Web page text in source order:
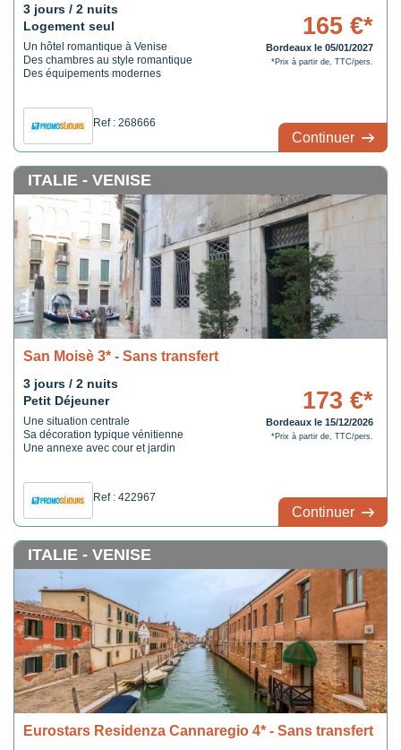
3 jours / 2 nuits
Logement seul
Un hôtel romantique à Venise
Des chambres au style romantique
Des équipements modernes
Ref : 268666
165 €*
Bordeaux le 05/01/2027
*Prix à partir de, TTC/pers.
Continuer
ITALIE - VENISE
San Moisè 3* - Sans transfert
3 jours / 2 nuits
Petit Déjeuner
Une situation centrale
Sa décoration typique vénitienne
Une annexe avec cour et jardin
Ref : 422967
173 €*
Bordeaux le 15/12/2026
*Prix à partir de, TTC/pers.
Continuer
ITALIE - VENISE
Eurostars Residenza Cannaregio 4* - Sans transfert